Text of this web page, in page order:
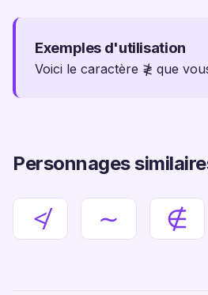
Exemples d'utilisation
Voici le caractère ≹ que
Personnages
≮ ∼ ∉